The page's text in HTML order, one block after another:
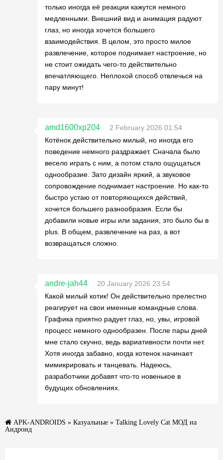
только иногда её реакции кажутся немного
медленными. Внешний вид и анимация радуют
глаз, но иногда хочется большего
взаимодействия. В целом, это просто милое
развлечение, которое поднимает настроение, но
не стоит ожидать чего-то действительно
впечатляющего. Неплохой способ отвлечься на
пару минут!
amd1600xp204
2 February 2026 01:54
Котёнок действительно милый, но иногда его
поведение немного раздражает. Сначала было
весело играть с ним, а потом стало ощущаться
однообразие. Зато дизайн яркий, а звуковое
сопровождение поднимает настроение. Но как-то
быстро устаю от повторяющихся действий,
хочется большего разнообразия. Если бы
добавили новые игры или задания, это было бы в
plus. В общем, развлечение на раз, а вот
возвращаться сложно.
andre-jah44
20 January 2026 23:54
Какой милый котик! Он действительно прелестно
реагирует на свои именные командные слова.
Графика приятно радует глаз, но, увы, игровой
процесс немного однообразен. После пары дней
мне стало скучно, ведь вариативности почти нет.
Хотя иногда забавно, когда котенок начинает
мимикрировать и танцевать. Надеюсь,
разработчики добавят что-то новенькое в
будущих обновлениях.
APK-ANDROIDS » Казуальные » Talking Lovely Cat МОД на
Андроид